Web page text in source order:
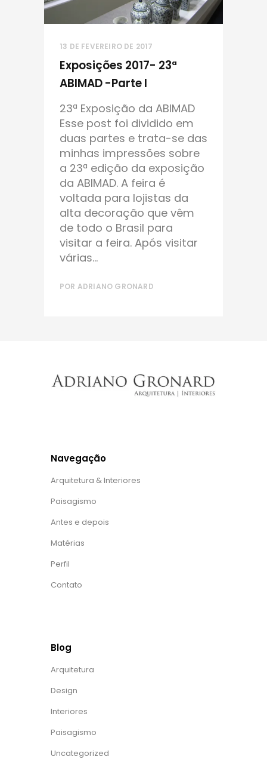
13 DE FEVEREIRO DE 2017
Exposições 2017- 23ª
ABIMAD -parte I
23ª Exposição da ABIMAD
Esse post foi dividido em
duas partes e trata-se das
minhas impressões sobre
a 23ª edição da exposição
da ABIMAD. A feira é
voltada para lojistas da
alta decoração que vêm
de todo o Brasil para
visitar a feira. Após visitar
várias...
POR ADRIANO GRONARD
Navegação
Arquitetura & Interiores
Paisagismo
Antes e depois
Matérias
Perfil
Contato
Blog
Arquitetura
Design
Interiores
Paisagismo
Uncategorized